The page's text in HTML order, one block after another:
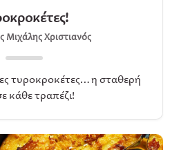
Μιχάλης Χριστιανός
τυροκροκέτες…η σταθερή
κάθε τραπέζι!